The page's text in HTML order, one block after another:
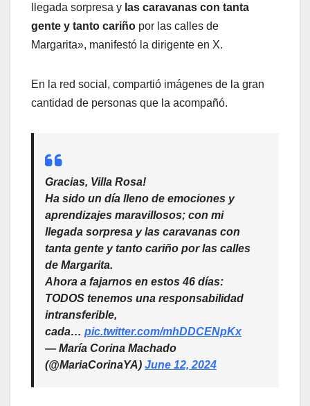
llegada sorpresa y las caravanas con tanta
gente y tanto cariño por las calles de
Margarita», manifestó la dirigente en X.
En la red social, compartió imágenes de la gran
cantidad de personas que la acompañó.
Gracias, Villa Rosa!
Ha sido un día lleno de emociones y
aprendizajes maravillosos; con mi
llegada sorpresa y las caravanas con
tanta gente y tanto cariño por las calles
de Margarita.
Ahora a fajarnos en estos 46 días:
TODOS tenemos una responsabilidad
intransferible,
cada… pic.twitter.com/mhDDCENpKx
— María Corina Machado
(@MariaCorinaYA) June 12, 2024